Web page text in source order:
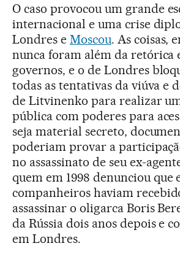
O caso provocou um grande
internacional e uma crise
Londres e Moscou. As coisas,
nunca foram além da retórica
governos, e o de Londres
todas as tentativas da viúva e
de Litvinenko para realizar
pública com poderes para
seja material secreto,
poderiam provar a
no assassinato de seu ex-
quem em 1998 denunciou que
companheiros haviam
assassinar o oligarca Boris
da Rússia dois anos depois e
em Londres.